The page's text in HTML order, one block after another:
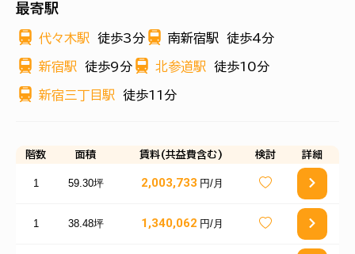
最寄駅
代々木駅 徒歩3分 南新宿駅 徒歩4分
新宿駅 徒歩9分 北参道駅 徒歩10分
新宿三丁目駅 徒歩11分
階数 面積 賃料(共益費含む) 検討 詳細
1 59.30坪 2,003,733 円/月
1 38.48坪 1,340,062 円/月